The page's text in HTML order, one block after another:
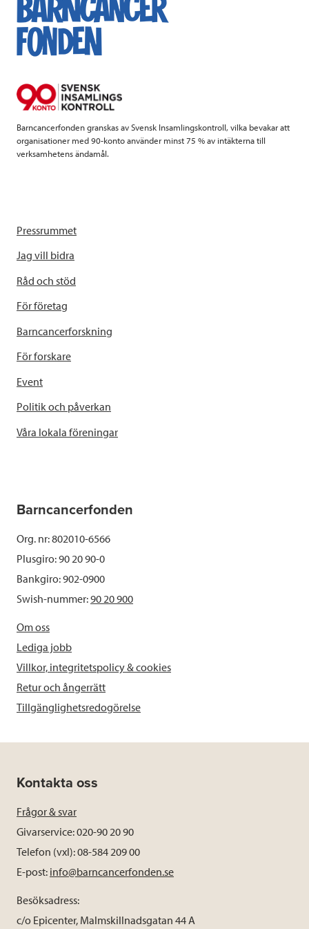
b
k
t
e
Barncancerfonden granskas av Svensk Insamlingskontroll, vilka bevakar att
organisationer med 90-konto använder minst 75 % av intäkterna till
verksamhetens ändamål.
Pressrummet
Jag vill bidra
Råd och stöd
För företag
Barncancerforskning
För forskare
Event
Politik och påverkan
Våra lokala föreningar
Barncancerfonden
Org. nr: 802010-6566
Plusgiro: 90 20 90-0
Bankgiro: 902-0900
Swish-nummer:90 20 900
Om oss
Lediga jobb
Villkor, integritetspolicy & cookies
Retur och ångerrätt
Tillgänglighetsredogörelse
Kontakta oss
Frågor & svar
Givarservice: 020-90 20 90
Telefon (vxl): 08-584 209 00
E-post: info@barncancerfonden.se
Besöksadress:
c/o Epicenter, Malmskillnadsgatan 44 A